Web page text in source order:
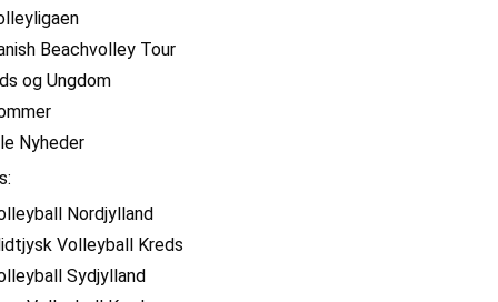
Beachvolley Tour
og Ungdom
Nyheder
Nordjylland
Volleyball Kreds
Sydjylland